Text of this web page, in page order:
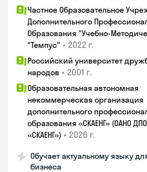
Частное Образовательное
Дополнительного
Образования "Учебно-
"Темпус" • 2022 г.
Российский университет
народов • 2001 г.
Образовательная автономная
некоммерческая организация
дополнительного
образования «СКАЕНГ» (ОАНО ДПО
«СКАЕНГ») • 2026 г.
Обучает актуальному языку
бизнеса